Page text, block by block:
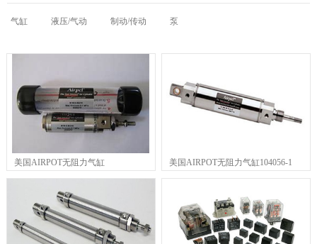
气缸 液压/气动 制动/传动 泵
美国AIRPOT无阻力气缸 美国AIRPOT无阻力气缸104056-1